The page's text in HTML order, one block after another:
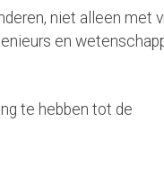
niet alleen met
en
te hebben tot de